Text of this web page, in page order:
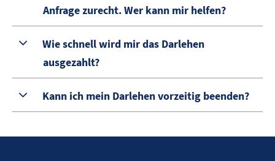
Anfrage zurecht. Wer kann mir helfen?
Wie schnell wird mir das Darlehen
ausgezahlt?
Kann ich mein Darlehen vorzeitig beenden?